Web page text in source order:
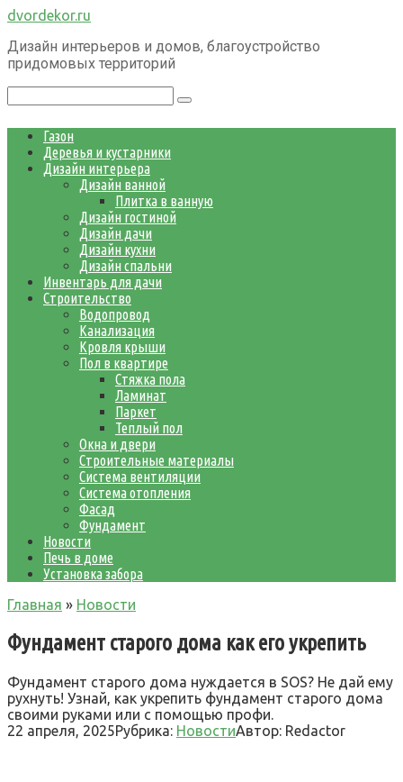
Перейти
контенту
dvordekor.ru
Дизайн интерьеров и домов, благоустройство
придомовых территорий
Газон
Деревья и кустарники
Дизайн интерьера
Дизайн ванной
Плитка в ванную
Дизайн гостиной
Дизайн дачи
Дизайн кухни
Дизайн спальни
Инвентарь для дачи
Строительство
Водопровод
Канализация
Кровля крыши
Пол в квартире
Стяжка пола
Ламинат
Паркет
Теплый пол
Окна и двери
Строительные материалы
Система вентиляции
Система отопления
Фасад
Фундамент
Новости
Печь в доме
Установка забора
Главная » Новости
Фундамент старого дома как его укрепить
Фундамент старого дома нуждается в SOS? Не дай ему
рухнуть! Узнай, как укрепить фундамент старого дома
своими руками или с помощью профи.
22 апреля, 2025Рубрика: НовостиАвтор: Redactor